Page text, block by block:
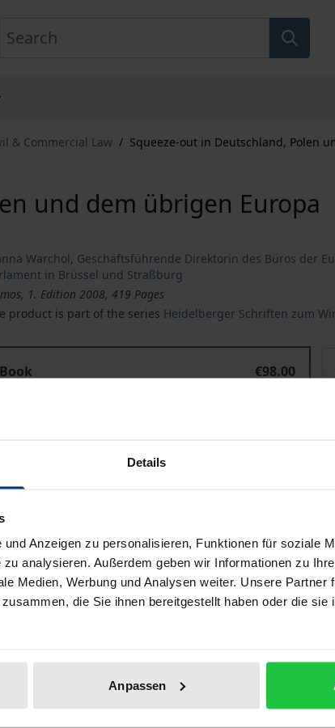
Details
Anzeigen zu personalisieren, Funktionen für soziale
analysieren. Außerdem geben wir Informationen zu
Medien, Werbung und Analysen weiter. Unsere Partner
die Sie ihnen bereitgestellt haben oder die sie
Anpassen
& Commercial Law / Squeeze-out in Deutschland, Polen
und dem übrigen Europa
Warchol, Geschäftsführende Direktorin des Büros der
in Brüssel und Straßburg
1. Edition 2008, 419 Pages
product is part of the series Heidelberger Schriften zum
Book
€98.00
cost notice
aus der Aktiengesellschaft
Polens und anderer europäischer Staaten.